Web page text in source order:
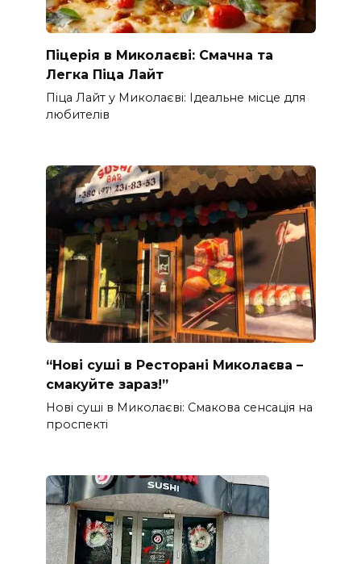
Піцерія в Миколаєві: Смачна та
Легка Піца Лайт
Піца Лайт у Миколаєві: Ідеальне місце для
любителів
“Нові суші в Ресторані Миколаєва –
смакуйте зараз!”
Нові суші в Миколаєві: Смакова сенсація на
проспекті